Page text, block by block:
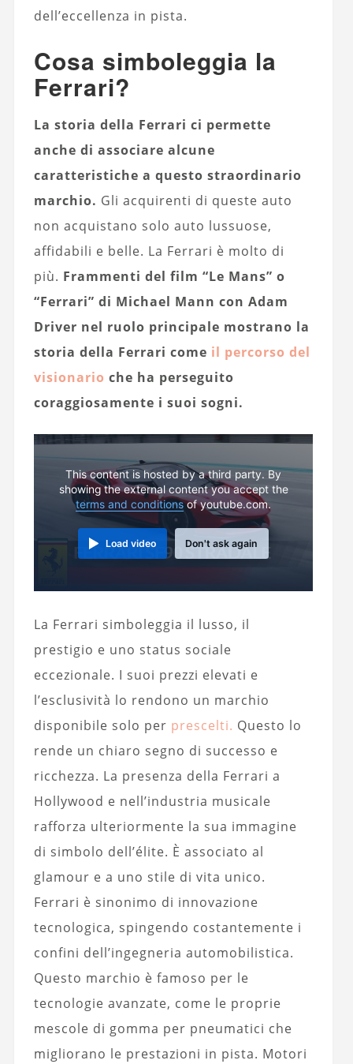
dell’eccellenza in pista.
Cosa simboleggia la
Ferrari?
La storia della Ferrari ci permette
anche di associare alcune
caratteristiche a questo straordinario
marchio. Gli acquirenti di queste auto
non acquistano solo auto lussuose,
affidabili e belle. La Ferrari è molto di
più. Frammenti del film “Le Mans” o
“Ferrari” di Michael Mann con Adam
Driver nel ruolo principale mostrano la
storia della Ferrari come il percorso del
visionario che ha perseguito
coraggiosamente i suoi sogni.
This content is hosted by a third party. By
showing the external content you accept the
terms and conditionsof youtube.com.
Load video Don't ask again
La Ferrari simboleggia il lusso, il
prestigio e uno status sociale
eccezionale. I suoi prezzi elevati e
l’esclusività lo rendono un marchio
disponibile solo per prescelti. Questo lo
rende un chiaro segno di successo e
ricchezza. La presenza della Ferrari a
Hollywood e nell’industria musicale
rafforza ulteriormente la sua immagine
di simbolo dell’élite. È associato al
glamour e a uno stile di vita unico.
Ferrari è sinonimo di innovazione
tecnologica, spingendo costantemente i
confini dell’ingegneria automobilistica.
Questo marchio è famoso per le
tecnologie avanzate, come le proprie
mescole di gomma per pneumatici che
migliorano le prestazioni in pista. Motori